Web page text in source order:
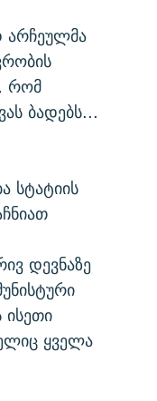
არჩეულმა
რომ
ბადებს...
სტატიის
დევნაზე
ყველა